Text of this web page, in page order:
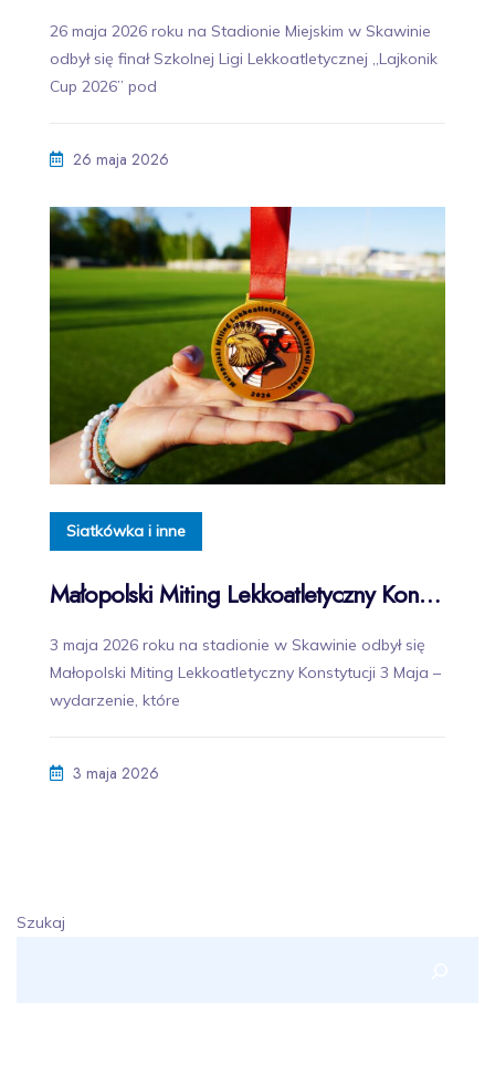
26 maja 2026 roku na Stadionie Miejskim w Skawinie
odbył się finał Szkolnej Ligi Lekkoatletycznej „Lajkonik
Cup 2026” pod
26 maja 2026
Siatkówka i inne
Małopolski Miting Lekkoatletyczny Konstytucji 3 Maja w Skawinie za nami!
3 maja 2026 roku na stadionie w Skawinie odbył się
Małopolski Miting Lekkoatletyczny Konstytucji 3 Maja –
wydarzenie, które
3 maja 2026
Szukaj